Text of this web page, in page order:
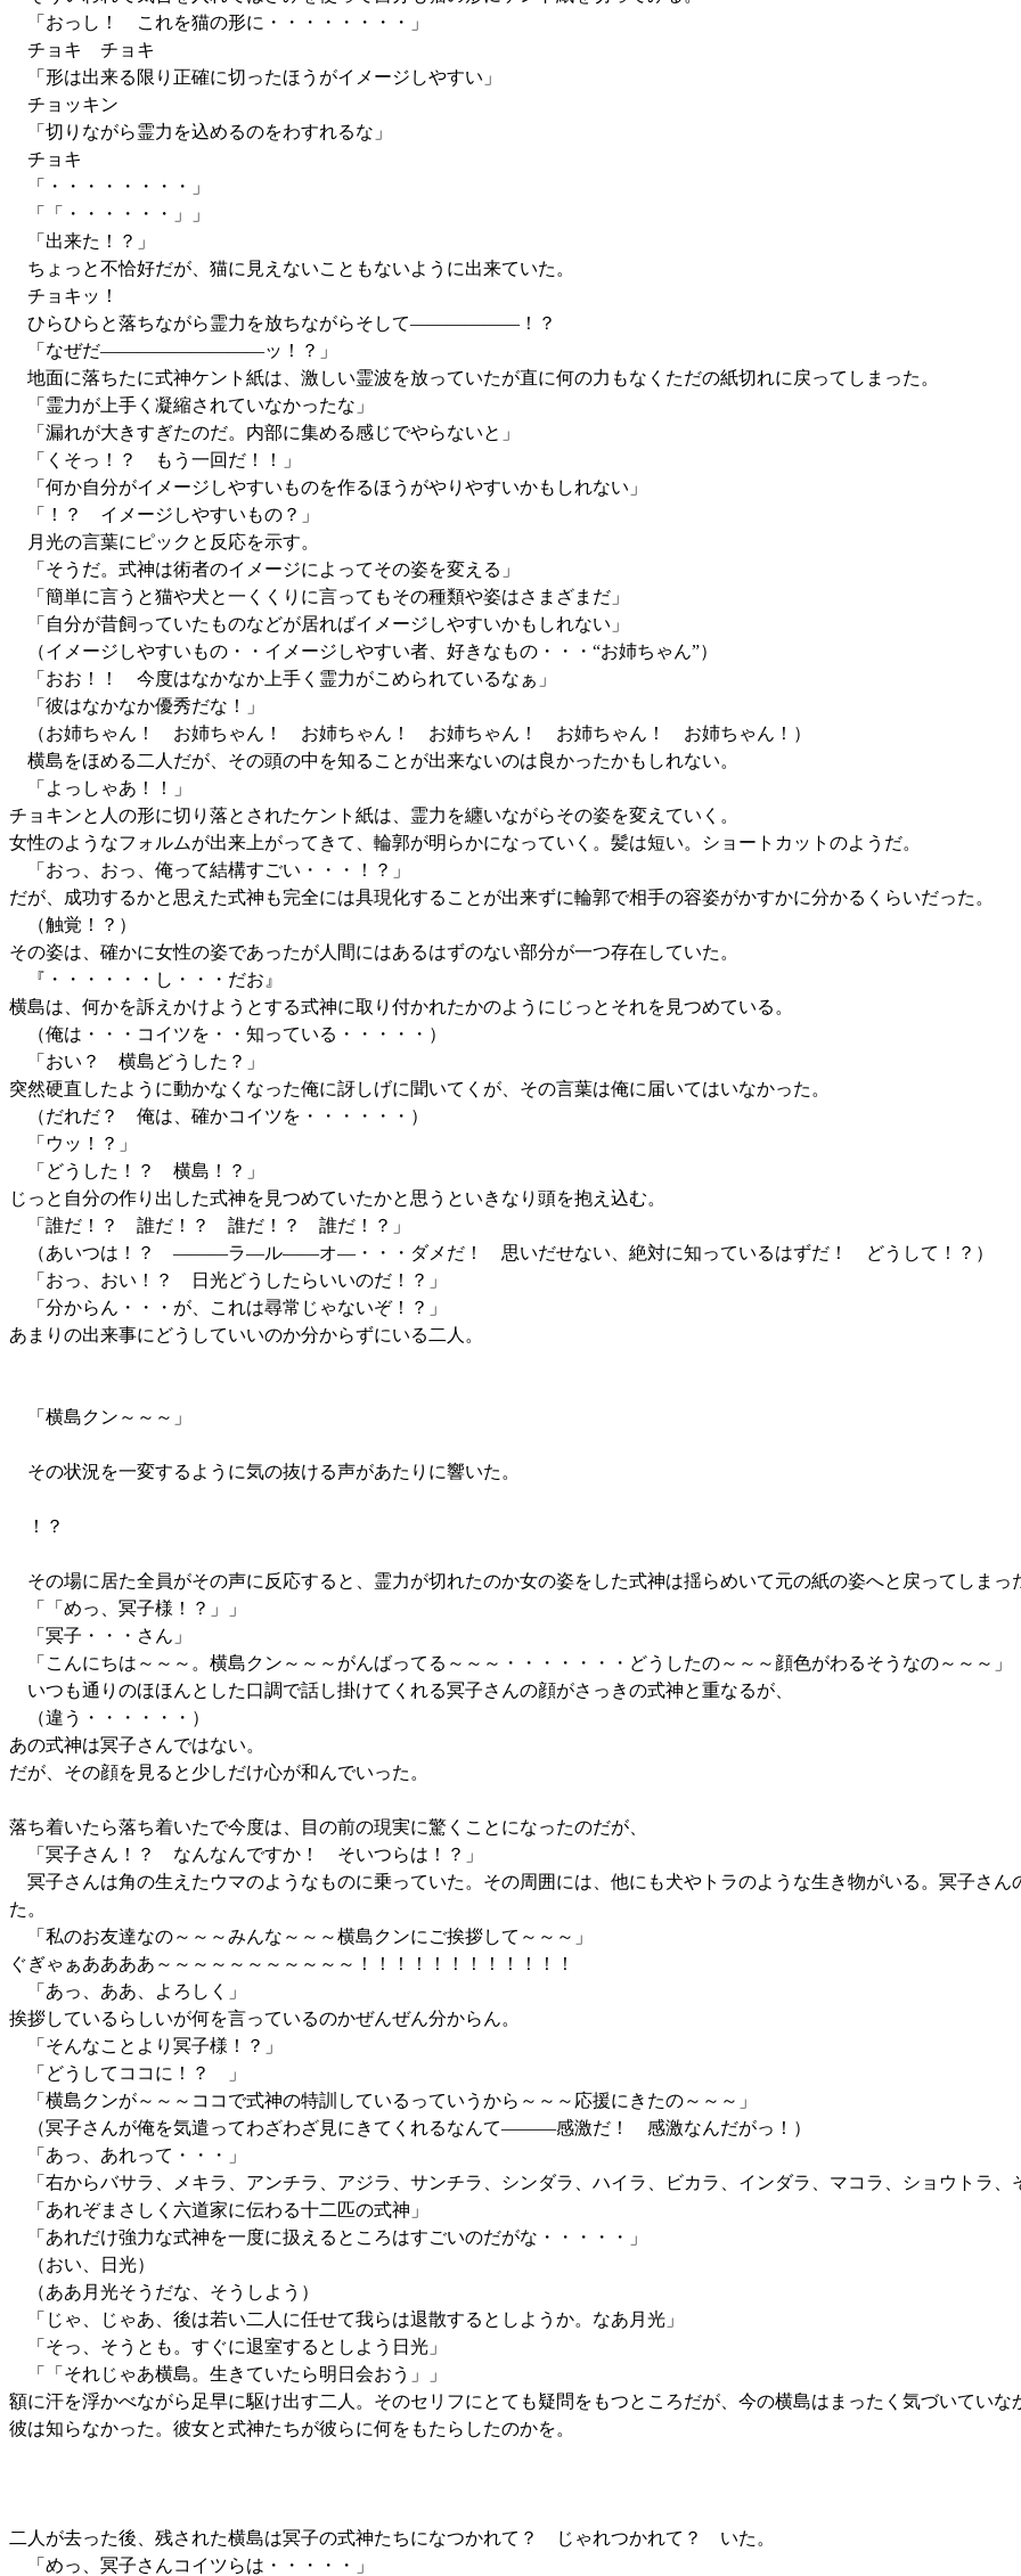
「おっし！ これを猫の形に・・・・・・・・」
チョキ チョキ
「形は出来る限り正確に切ったほうがイメージしやすい」
チョッキン
「切りながら霊力を込めるのをわすれるな」
チョキ
「・・・・・・・・」
「「・・・・・・」」
「出来た！？」
ちょっと不恰好だが、猫に見えないこともないように出来ていた。
チョキッ！
ひらひらと落ちながら霊力を放ちながらそして――――――！？
「なぜだ―――――――――ッ！？」
地面に落ちたに式神ケント紙は、激しい霊波を放っていたが直に何の力もなくただの紙切れに戻ってしまった。
「霊力が上手く凝縮されていなかったな」
「漏れが大きすぎたのだ。内部に集める感じでやらないと」
「くそっ！？ もう一回だ！！」
「何か自分がイメージしやすいものを作るほうがやりやすいかもしれない」
「！？ イメージしやすいもの？」
月光の言葉にピックと反応を示す。
「そうだ。式神は術者のイメージによってその姿を変える」
「簡単に言うと猫や犬と一くくりに言ってもその種類や姿はさまざまだ」
「自分が昔飼っていたものなどが居ればイメージしやすいかもしれない」
（イメージしやすいもの・・イメージしやすい者、好きなもの・・・“お姉ちゃん”）
「おお！！ 今度はなかなか上手く霊力がこめられているなぁ」
「彼はなかなか優秀だな！」
（お姉ちゃん！ お姉ちゃん！ お姉ちゃん！ お姉ちゃん！ お姉ちゃん！ お姉ちゃん！）
横島をほめる二人だが、その頭の中を知ることが出来ないのは良かったかもしれない。
「よっしゃあ！！」
チョキンと人の形に切り落とされたケント紙は、霊力を纏いながらその姿を変えていく。
女性のようなフォルムが出来上がってきて、輪郭が明らかになっていく。髪は短い。ショートカットのようだ。
「おっ、おっ、俺って結構すごい・・・！？」
だが、成功するかと思えた式神も完全には具現化することが出来ずに輪郭で相手の容姿がかすかに分かるくらいだった。
（触覚！？）
その姿は、確かに女性の姿であったが人間にはあるはずのない部分が一つ存在していた。
『・・・・・・し・・・だお』
横島は、何かを訴えかけようとする式神に取り付かれたかのようにじっとそれを見つめている。
（俺は・・・コイツを・・知っている・・・・・）
「おい？ 横島どうした？」
突然硬直したように動かなくなった俺に訝しげに聞いてくが、その言葉は俺に届いてはいなかった。
（だれだ？ 俺は、確かコイツを・・・・・・）
「ウッ！？」
「どうした！？ 横島！？」
じっと自分の作り出した式神を見つめていたかと思うといきなり頭を抱え込む。
「誰だ！？ 誰だ！？ 誰だ！？ 誰だ！？」
（あいつは！？ ―――ラ―ル――オ―・・・ダメだ！ 思いだせない、絶対に知っているはずだ！ どうして！？）
「おっ、おい！？ 日光どうしたらいいのだ！？」
「分からん・・・が、これは尋常じゃないぞ！？」
あまりの出来事にどうしていいのか分からずにいる二人。
「横島クン～～～」
その状況を一変するように気の抜ける声があたりに響いた。
！？
その場に居た全員がその声に反応すると、霊力が切れたのか女の姿をした式神は揺らめいて元の紙の姿へと戻ってしまっ
「「めっ、冥子様！？」」
「冥子・・・さん」
「こんにちは～～～。横島クン～～～がんばってる～～～・・・・・・・どうしたの～～～顔色がわるそうなの～～～」
いつも通りのほほんとした口調で話し掛けてくれる冥子さんの顔がさっきの式神と重なるが、
（違う・・・・・・）
あの式神は冥子さんではない。
だが、その顔を見ると少しだけ心が和んでいった。
落ち着いたら落ち着いたで今度は、目の前の現実に驚くことになったのだが、
「冥子さん！？ なんなんですか！ そいつらは！？」
冥子さんは角の生えたウマのようなものに乗っていた。その周囲には、他にも犬やトラのような生き物がいる。冥子さ
た。
「私のお友達なの～～～みんな～～～横島クンにご挨拶して～～～」
ぐぎゃぁああああ～～～～～～～～～～～！！！！！！！！！！！！
「あっ、ああ、よろしく」
挨拶しているらしいが何を言っているのかぜんぜん分からん。
「そんなことより冥子様！？」
「どうしてココに！？ 」
「横島クンが～～～ココで式神の特訓しているっていうから～～～応援にきたの～～～」
（冥子さんが俺を気遣ってわざわざ見にきてくれるなんて―――感激だ！ 感激なんだがっ！）
「あっ、あれって・・・」
「右からバサラ、メキラ、アンチラ、アジラ、サンチラ、シンダラ、ハイラ、ビカラ、インダラ、マコラ、ショウトラ、
「あれぞまさしく六道家に伝わる十二匹の式神」
「あれだけ強力な式神を一度に扱えるところはすごいのだがな・・・・・」
（おい、日光）
（ああ月光そうだな、そうしよう）
「じゃ、じゃあ、後は若い二人に任せて我らは退散するとしようか。なあ月光」
「そっ、そうとも。すぐに退室するとしよう日光」
「「それじゃあ横島。生きていたら明日会おう」」
額に汗を浮かべながら足早に駆け出す二人。そのセリフにとても疑問をもつところだが、今の横島はまったく気づいていな
彼は知らなかった。彼女と式神たちが彼らに何をもたらしたのかを。
二人が去った後、残された横島は冥子の式神たちになつかれて？ じゃれつかれて？ いた。
「めっ、冥子さんコイツらは・・・・・」